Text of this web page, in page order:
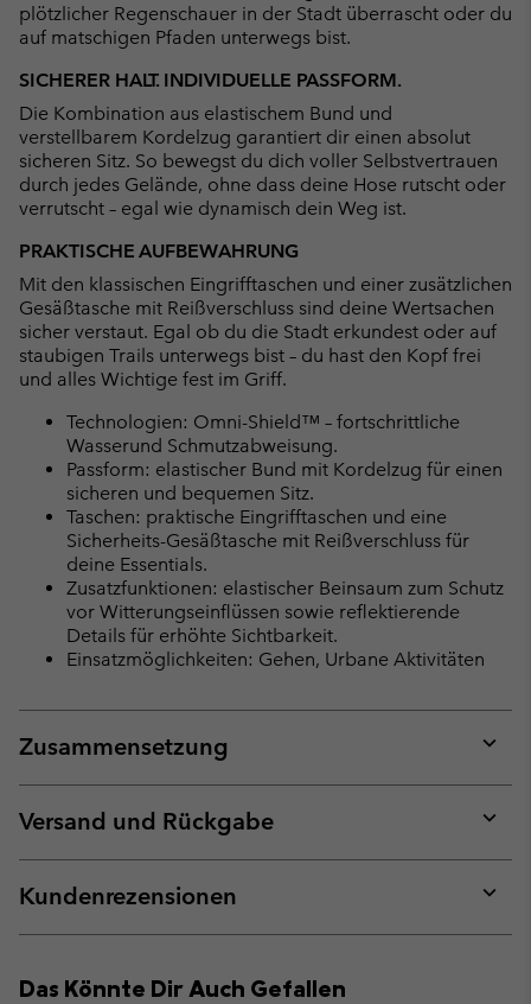
plötzlicher Regenschauer in der Stadt überrascht oder du
auf matschigen Pfaden unterwegs bist.
SICHERER HALT. INDIVIDUELLE PASSFORM.
Die Kombination aus elastischem Bund und
verstellbarem Kordelzug garantiert dir einen absolut
sicheren Sitz. So bewegst du dich voller Selbstvertrauen
durch jedes Gelände, ohne dass deine Hose rutscht oder
verrutscht – egal wie dynamisch dein Weg ist.
PRAKTISCHE AUFBEWAHRUNG
Mit den klassischen Eingrifftaschen und einer zusätzlichen
Gesäßtasche mit Reißverschluss sind deine Wertsachen
sicher verstaut. Egal ob du die Stadt erkundest oder auf
staubigen Trails unterwegs bist – du hast den Kopf frei
und alles Wichtige fest im Griff.
Technologien: Omni-Shield™ – fortschrittliche
Wasserund Schmutzabweisung.
Passform: elastischer Bund mit Kordelzug für einen
sicheren und bequemen Sitz.
Taschen: praktische Eingrifftaschen und eine
Sicherheits-Gesäßtasche mit Reißverschluss für
deine Essentials.
Zusatzfunktionen: elastischer Beinsaum zum Schutz
vor Witterungseinflüssen sowie reflektierende
Details für erhöhte Sichtbarkeit.
Einsatzmöglichkeiten: Gehen, Urbane Aktivitäten
Zusammensetzung
or
Versand und Rückgabe
or
Kundenrezensionen
or
Das Könnte Dir Auch Gefallen